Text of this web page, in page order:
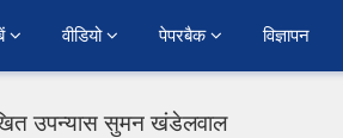
वीडियो पेपरबैक विज्ञापन
उपन्यास सुमन खंडेलवाल